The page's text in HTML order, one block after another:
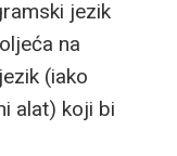
jezik
na
(iako
alat) koji bi